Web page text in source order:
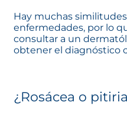
Hay muchas
enfermedades, por lo
consultar a un
obtener el diagnóstico
¿Rosácea o